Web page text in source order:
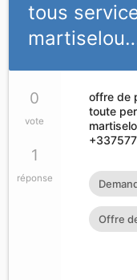
tous
0
vote
1
réponse
offre de
toute
Offre